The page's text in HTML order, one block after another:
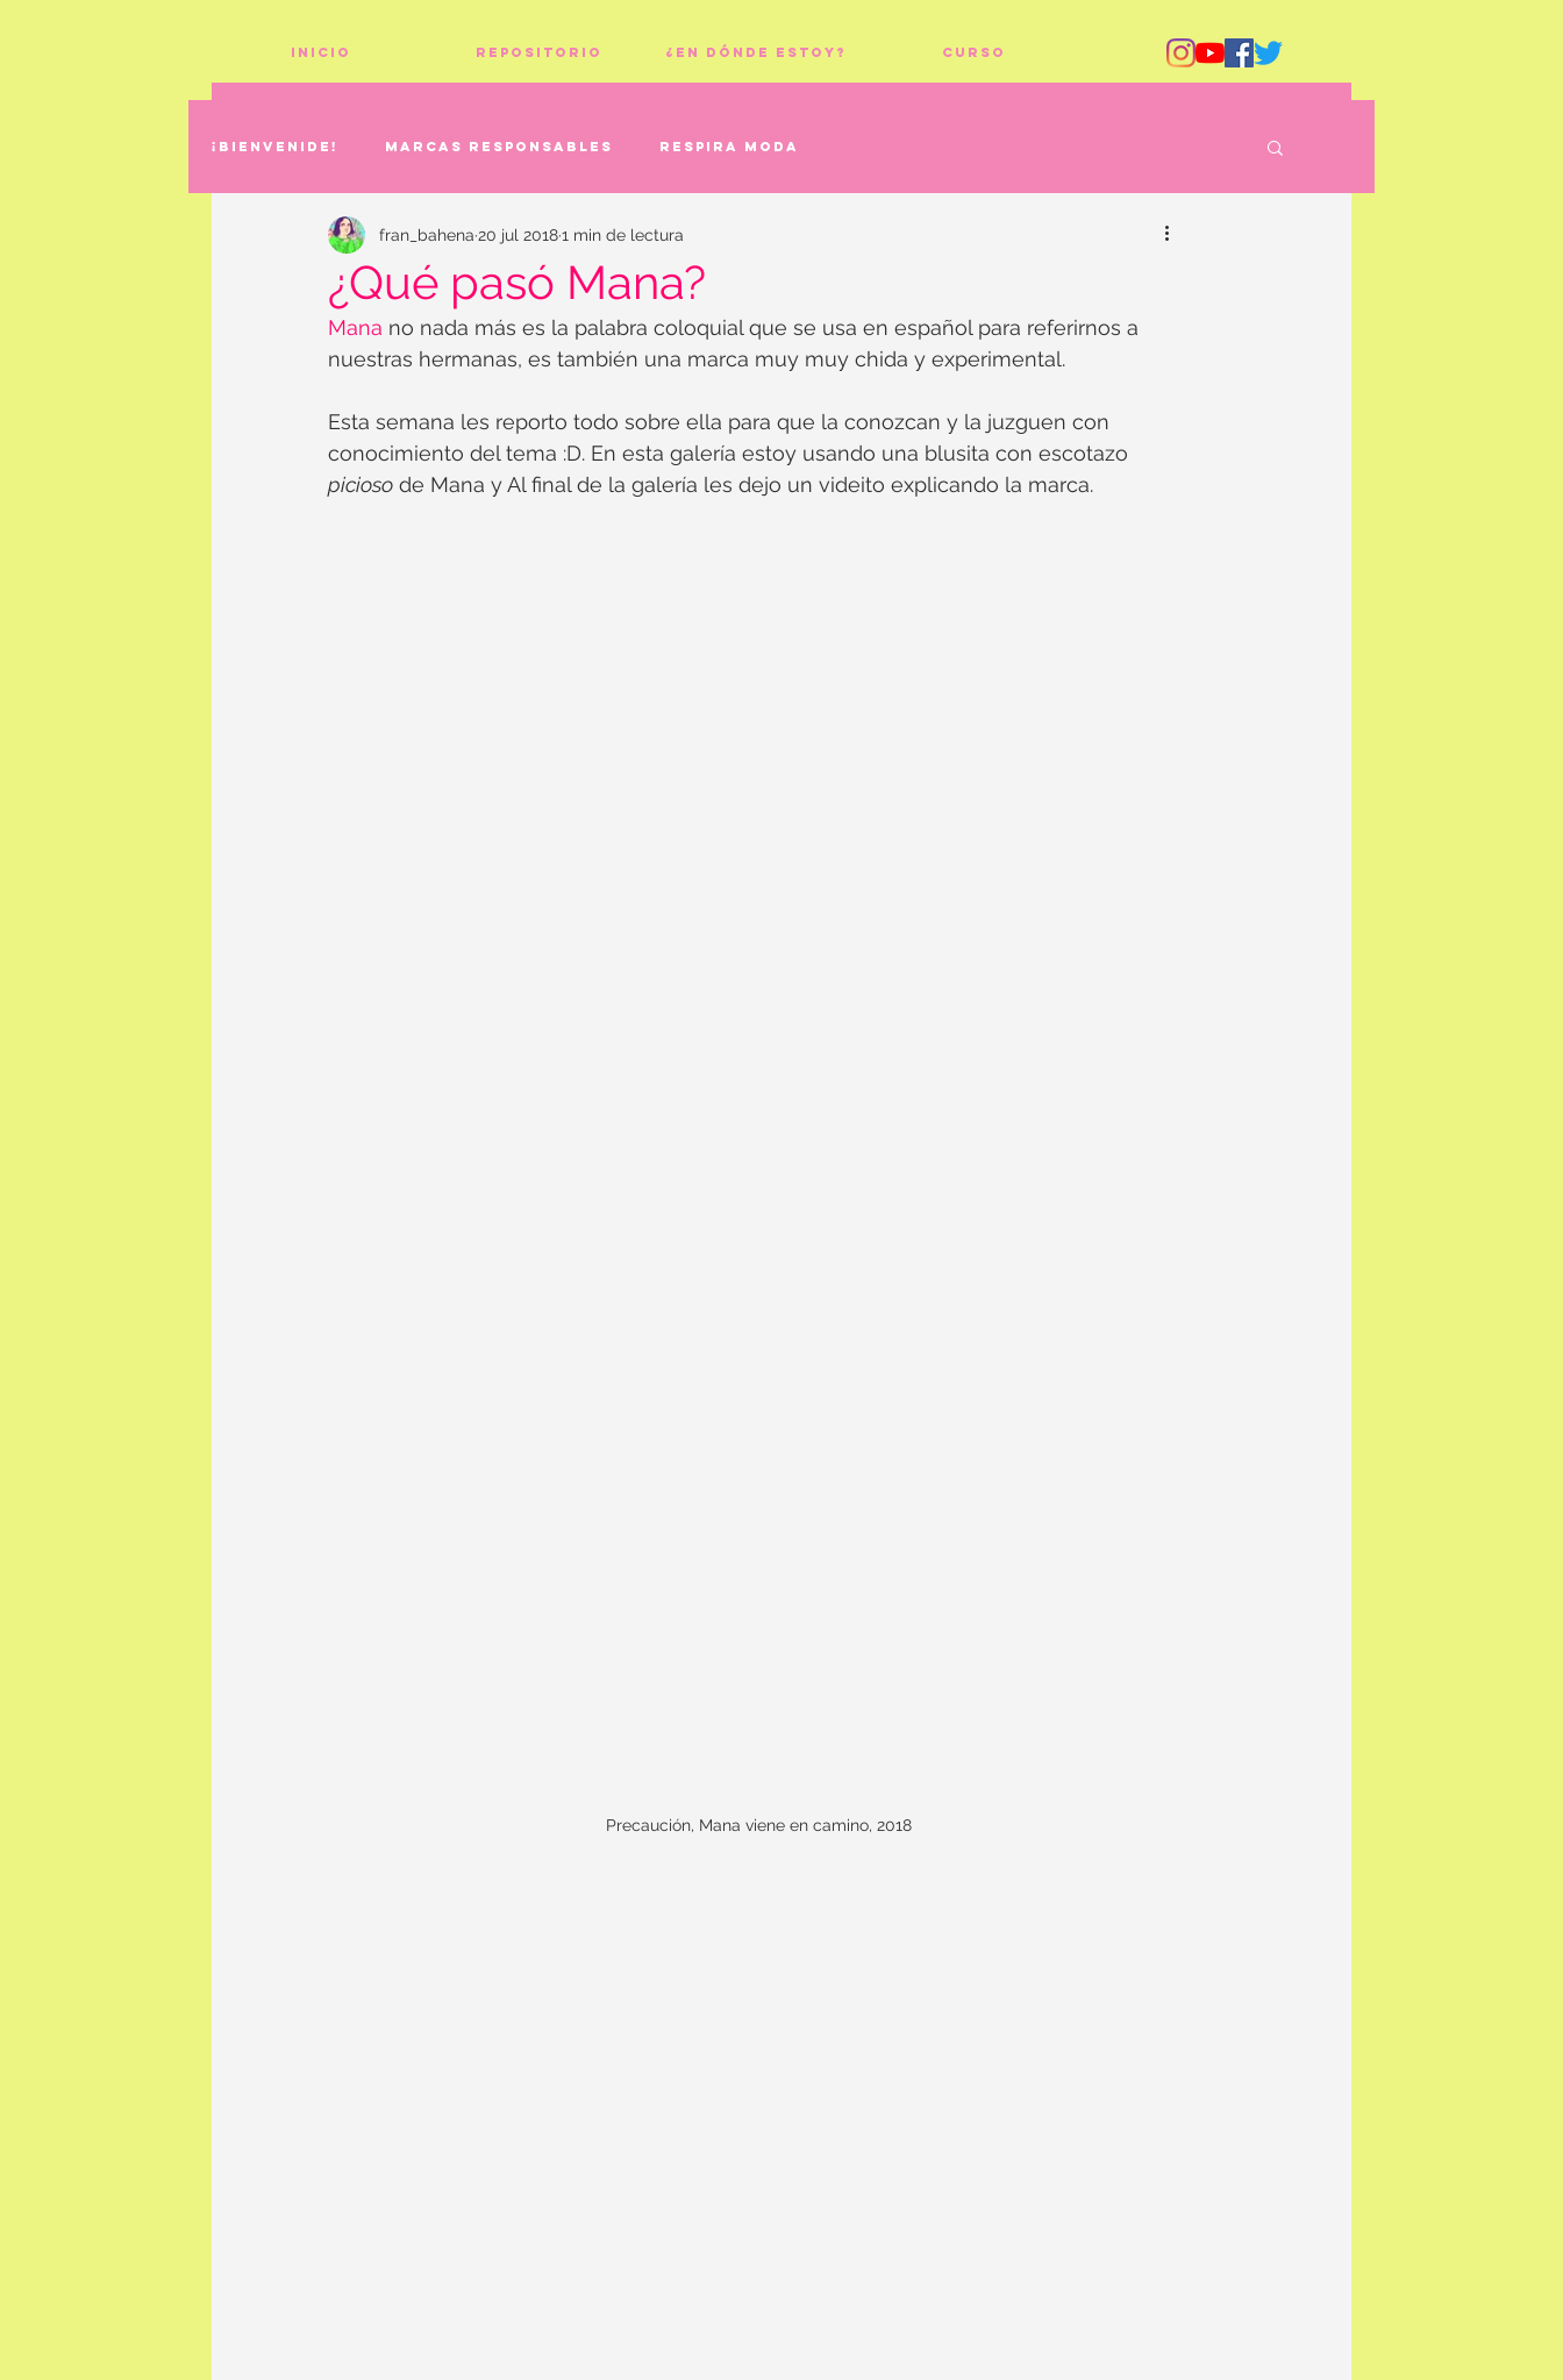
Inicio Repositorio ¿En dónde estoy? Curso
¡Bienvenide! Marcas responsables Respira moda
¿Qué pasó Mana?
fran_bahena 20 jul 20181 min de lectura
Mana no nada más es la palabra coloquial que se usa en español para referirnos a
nuestras hermanas, es también una marca muy muy chida y experimental.
Esta semana les reporto todo sobre ella para que la conozcan y la juzguen con
conocimiento del tema :D. En esta galería estoy usando una blusita con escotazo
picioso de Mana y Al final de la galería les dejo un videito explicando la marca.
Precaución, Mana viene en camino, 2018